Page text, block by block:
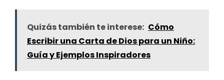
Quizás también te interese: Cómo
Escribir una Carta de Dios para un Niño:
Guía y Ejemplos Inspiradores